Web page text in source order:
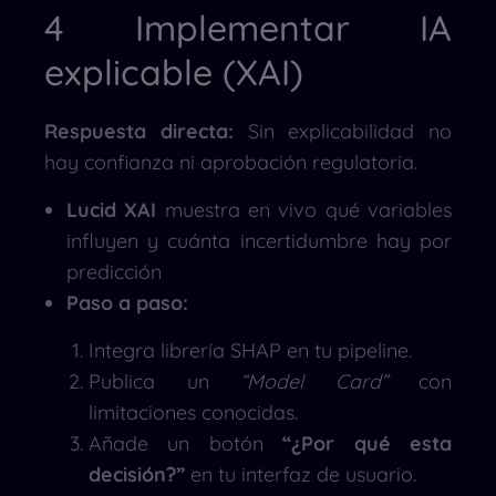
4 Implementar IA
explicable (XAI)
Respuesta directa: Sin explicabilidad no
hay confianza ni aprobación regulatoria.
Lucid XAI muestra en vivo qué variables
influyen y cuánta incertidumbre hay por
predicción
Paso a paso:
Integra librería SHAP en tu pipeline.
Publica un
“Model Card”con
limitaciones conocidas.
Añade un botón“¿Por qué esta
decisión?” en tu interfaz de usuario.